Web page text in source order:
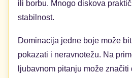
ili borbu. Mnogo diskova
stabilnost.
Dominacija jedne boje može
pokazati i neravnotežu. Na
ljubavnom pitanju može